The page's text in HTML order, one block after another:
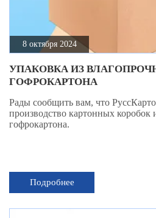
8 октября 2024
УПАКОВКА ИЗ
ГОФРОКАРТОНА
Рады сообщить вам, что
производство картонных коробок
гофрокартона.
Подробнее